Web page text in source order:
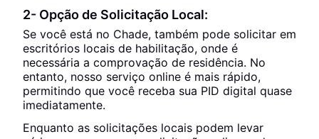
2- Opção de Solicitação Local:
Se você está no Chade, também pode solicitar em
escritórios locais de habilitação, onde é
necessária a comprovação de residência. No
entanto, nosso serviço online é mais rápido,
permitindo que você receba sua PID digital quase
imediatamente.
Enquanto as solicitações locais podem levar